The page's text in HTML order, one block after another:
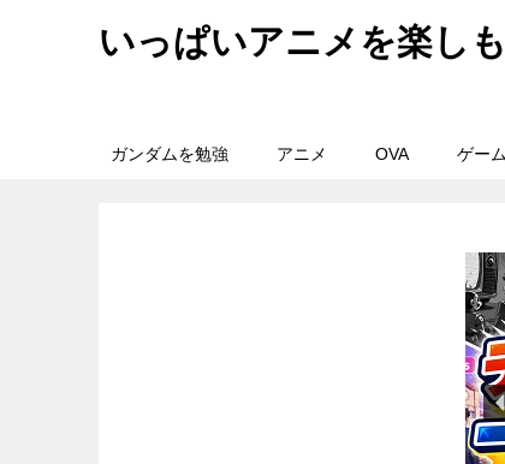
いっぱいアニメを楽し
ガンダムを勉強 アニメ OVA ゲーム